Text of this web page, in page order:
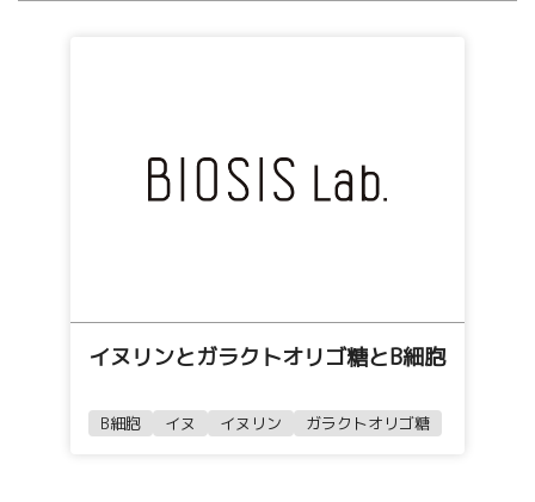
イヌリンとガラクトオリゴ糖とB細胞
B細胞 イヌ イヌリン ガラクトオリゴ糖